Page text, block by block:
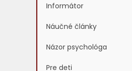
Informátor
Náučné články
Názor psychológa
Pre deti